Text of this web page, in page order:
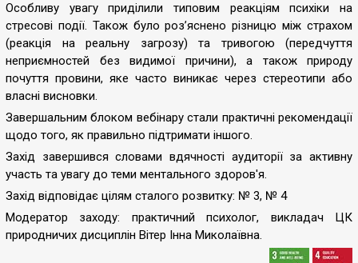
Особливу увагу приділили типовим реакціям психіки на
стресові події. Також було роз’яснено різницю між страхом
(реакція на реальну загрозу) та тривогою (передчуття
неприємностей без видимої причини), а також природу
почуття провини, яке часто виникає через стереотипи або
власні висновки.
Завершальним блоком вебінару стали практичні рекомендації
щодо того, як правильно підтримати іншого.
Захід завершився словами вдячності аудиторії за активну
участь та увагу до теми ментального здоров'я.
Захід відповідає цілям сталого розвитку: № 3, № 4
Модератор заходу: практичний психолог, викладач ЦК
природничих дисциплін Вітер Інна Миколаївна.